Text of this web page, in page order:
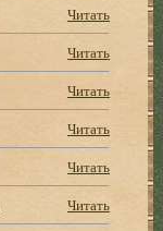
Читать
Читать
Читать
Читать
Читать
Читать